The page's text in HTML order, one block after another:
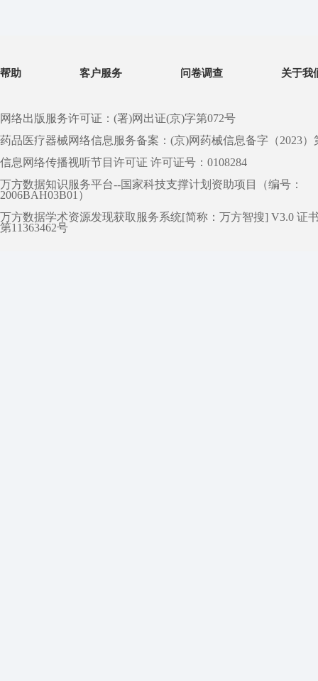
帮助 客户服务 问卷调查 关于我
网络出版服务许可证：(署)网出证(京)字第072号
药品医疗器械网络信息服务备案：(京)网药械信息备字（2023）
信息网络传播视听节目许可证 许可证号：0108284
万方数据知识服务平台--国家科技支撑计划资助项目（编号：
2006BAH03B01）
万方数据学术资源发现获取服务系统[简称：万方智搜] V3.0 证
第11363462号